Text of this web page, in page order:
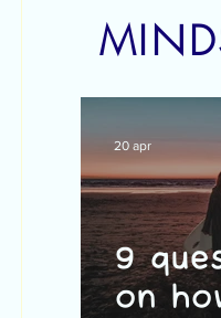
9
on
20 apr